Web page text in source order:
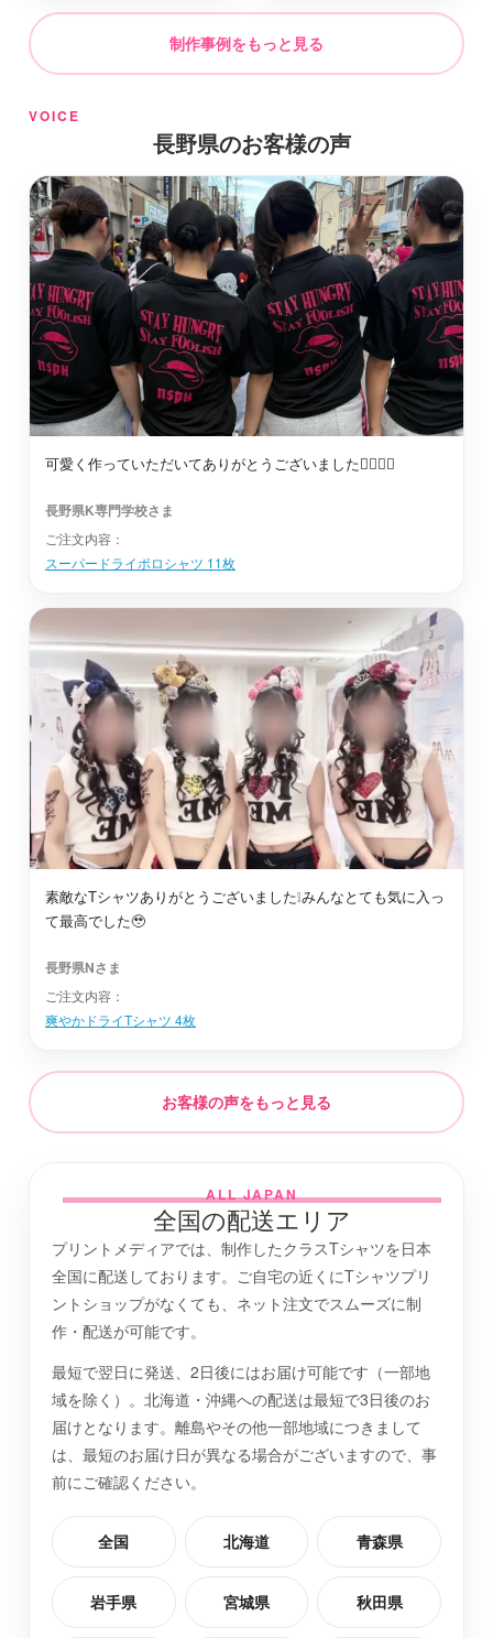
最短2日後お届け
木曽郡王滝村 最短2日後お届け
埴科郡坂城町 最短2日後お届け
東筑摩郡朝日村 最短2日後お届け
下伊那郡泰阜村 最短2日後お届け
下伊那郡高森町
最短2日後お届け
南佐久郡川上村 最短2日後お届け
下水内郡栄村 最短2日後お届け
飯田市 最短2日後お届け
諏訪市 最短2日後お届け
諏訪郡下諏訪町
上高井郡小布施町 最短2日後お届け
須坂市 最短2日後お届け
上伊那郡箕輪町
諏訪郡原村 最短2日後お届け
下伊那郡阿南町
中野市 最短2日後お届け
小県郡青木村 最短2日後お届け
制作事例をもっと見る
VOICE
長野県のお客様の声
可愛く作っていただいてありがとうございました🙇‍♀️🙇‍♀️
長野県K専門学校さま
ご注文内容：
スーパードライポロシャツ 11枚
素敵なTシャツありがとうございました❕みんなとても気に入っ
て最高でした🥹‪
長野県Nさま
ご注文内容：
爽やかドライTシャツ 4枚
お客様の声をもっと見る
ALL JAPAN
全国の配送エリア
プリントメディアでは、制作したクラスTシャツを日本
全国に配送しております。ご自宅の近くにTシャツプリ
ントショップがなくても、ネット注文でスムーズに制
作・配送が可能です。
最短で翌日に発送、2日後にはお届け可能です（一部地
域を除く）。北海道・沖縄への配送は最短で3日後のお
届けとなります。離島やその他一部地域につきまして
は、最短のお届け日が異なる場合がございますので、事
前にご確認ください。
全国 北海道 青森県
岩手県 宮城県 秋田県